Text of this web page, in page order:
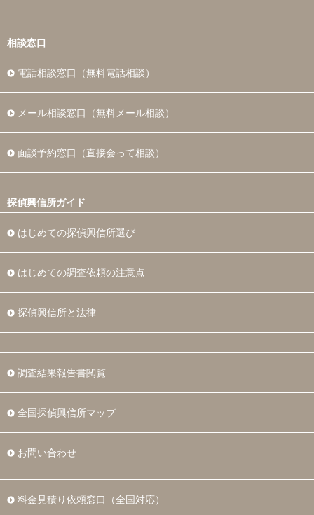
相談窓口
電話相談窓口（無料電話相談）
メール相談窓口（無料メール相談）
面談予約窓口（直接会って相談）
探偵興信所ガイド
はじめての探偵興信所選び
はじめての調査依頼の注意点
探偵興信所と法律
調査結果報告書閲覧
全国探偵興信所マップ
お問い合わせ
料金見積り依頼窓口（全国対応）